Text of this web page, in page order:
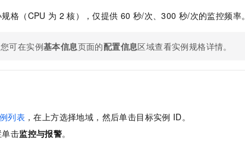
格（CPU 为 2 核），仅提供 60 秒/次、300 秒/次的监控频率。
您可在实例基本信息页面的配置信息区域查看实例规格详情。
列表 ，在上方选择地域，然后单击目标实例 ID。
击监控与报警。